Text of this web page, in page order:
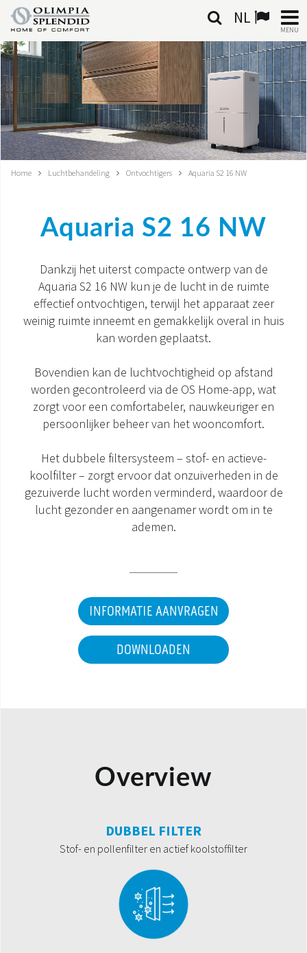
NL
MENU
NEDERLANDSE
HOME
KLIMAATREGELING
VERWARMING
GEÏNTEGREERDE SYSTEMEN
CONTACTEN
WERELD OS
DOCUMENTATIE PRODUCTEN
Home Luchtbehandeling Ontvochtigers Aquaria S2 16 NW
Aquaria S2 16 NW
Dankzij het uiterst compacte ontwerp van de
Aquaria S2 16 NW kun je de lucht in de ruimte
effectief ontvochtigen, terwijl het apparaat zeer
weinig ruimte inneemt en gemakkelijk overal in huis
kan worden geplaatst.
Bovendien kan de luchtvochtigheid op afstand
worden gecontroleerd via de OS Home-app, wat
zorgt voor een comfortabeler, nauwkeuriger en
persoonlijker beheer van het wooncomfort.
Het dubbele filtersysteem – stof- en actieve-
koolfilter – zorgt ervoor dat onzuiverheden in de
gezuiverde lucht worden verminderd, waardoor de
lucht gezonder en aangenamer wordt om in te
ademen.
INFORMATIE AANVRAGEN
DOWNLOADEN
Overview
DUBBEL FILTER
Stof- en pollenfilter en actief koolstoffilter